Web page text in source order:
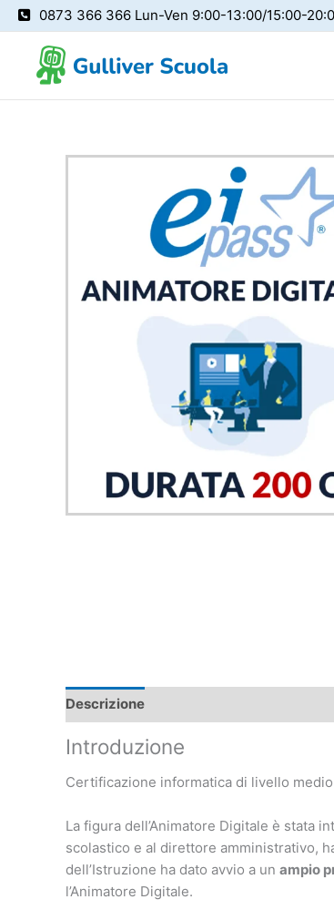
al
contenuto
0873 366 366 Lun-Ven 9:00-13:00/15:00-
Descrizione
Introduzione
Certificazione informatica di livello
La figura dell’Animatore Digitale è stata
scolastico e al direttore amministrativo,
dell’Istruzione ha dato avvio a un ampio
l’Animatore Digitale.